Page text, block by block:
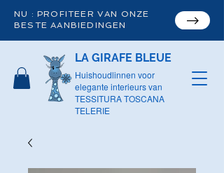
NU : PROFITEER VAN ONZE
BESTE AANBIEDINGEN
LA GIRAFE BLEUE
Huishoudlinnen voor
elegante interieurs van
TESSITURA TOSCANA
TELERIE